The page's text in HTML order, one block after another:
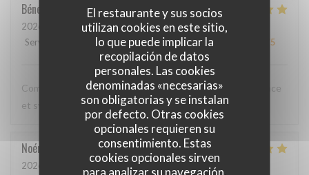
El restaurante y sus socios
utilizan cookies en este sitio,
lo que puede implicar la
recopilación de datos
personales. Las cookies
denominadas «necesarias»
son obligatorias y se instalan
por defecto. Otras cookies
opcionales requieren su
consentimiento. Estas
cookies opcionales sirven
para analizar su navegación,
Bénédicte
2026-05-12
- 20:00 - Invitados 3
Servicio
Ambiente: 5/5 Menú:5/5 Calidad / Precio /5
Comme toujours, cuisine excellente, service discret, efficace
et sympathique. Merci beaucoup !
Noémie
2026-05-06
- 13:00 - Invitados 2